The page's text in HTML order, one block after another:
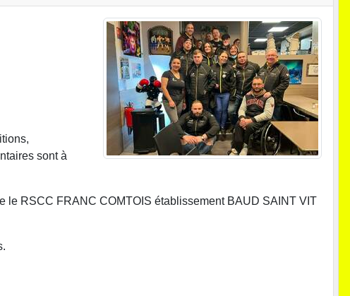
sont à
le RSCC FRANC COMTOIS établissement BAUD SAINT VIT